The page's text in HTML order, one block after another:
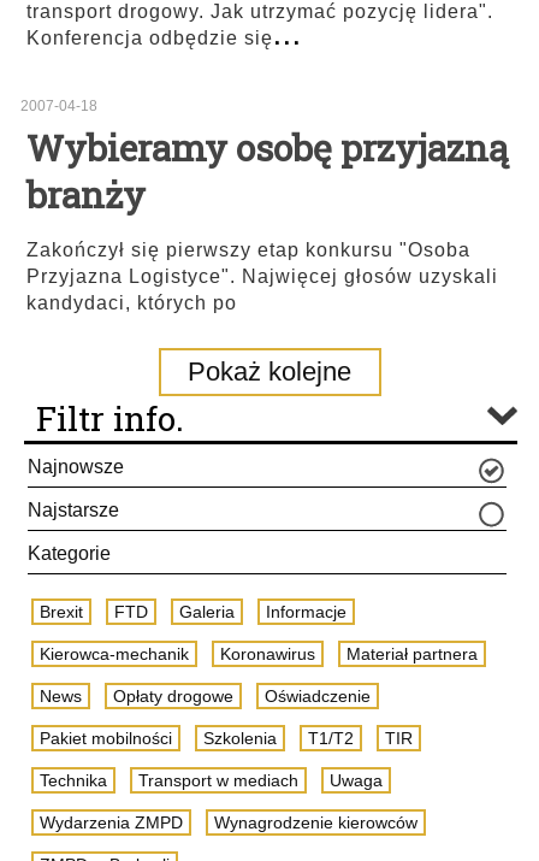
transport drogowy. Jak utrzymać pozycję lidera".
Konferencja odbędzie się...
2007-04-18
Wybieramy osobę przyjazną
branży
Zakończył się pierwszy etap konkursu "Osoba
Przyjazna Logistyce". Najwięcej głosów uzyskali
kandydaci, których po
Pokaż kolejne
Filtr info.
Najnowsze
Najstarsze
Kategorie
Brexit FTD Galeria Informacje
Kierowca-mechanik Koronawirus Materiał partnera
News Opłaty drogowe Oświadczenie
Pakiet mobilności Szkolenia T1/T2 TIR
Technika Transport w mediach Uwaga
Wydarzenia ZMPD Wynagrodzenie kierowców